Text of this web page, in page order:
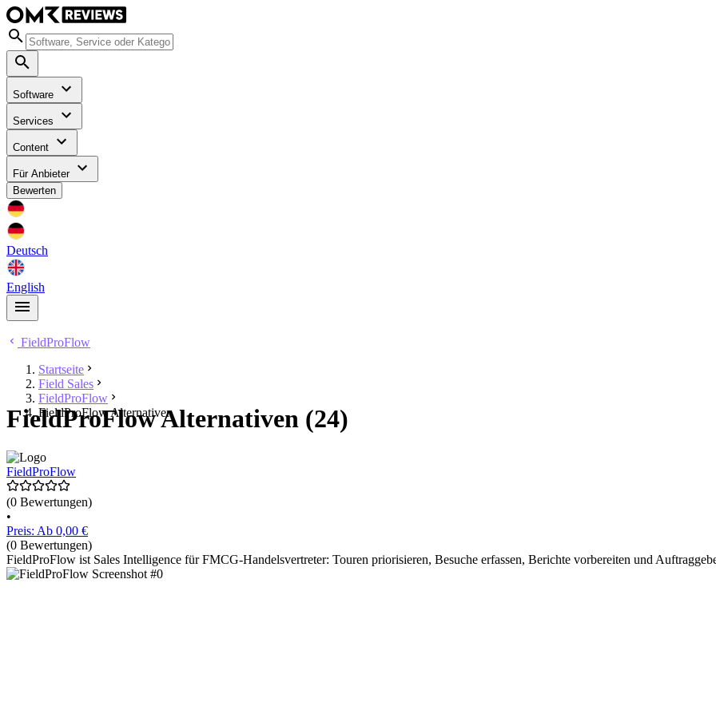
Software
Services
Content
Für Anbieter
Bewerten
Deutsch
English
FieldProFlow
Startseite
Field Sales
FieldProFlow
FieldProFlow Alternativen
FieldProFlow Alternativen (24)
FieldProFlow
(0 Bewertungen)
•
Preis: Ab 0,00 €
(0 Bewertungen)
FieldProFlow ist Sales Intelligence für FMCG-Handelsvertreter: Touren priorisieren, Besuche erfassen, Berichte vorbereiten und